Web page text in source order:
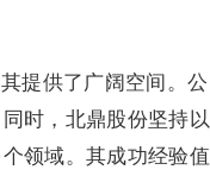
提供了广阔空间。公
时，北鼎股份坚持以
领域。其成功经验值